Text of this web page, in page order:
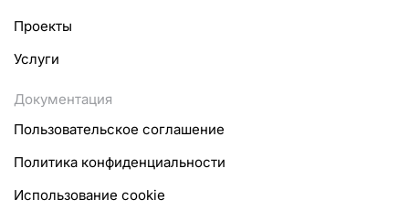
Проекты
Услуги
Документация
Пользовательское соглашение
Политика конфиденциальности
Использование cookie